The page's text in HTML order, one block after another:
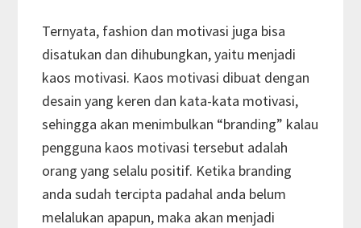
Ternyata, fashion dan motivasi juga bisa
disatukan dan dihubungkan, yaitu menjadi
kaos motivasi. Kaos motivasi dibuat dengan
desain yang keren dan kata-kata motivasi,
sehingga akan menimbulkan “branding” kalau
pengguna kaos motivasi tersebut adalah
orang yang selalu positif. Ketika branding
anda sudah tercipta padahal anda belum
melalukan apapun, maka akan menjadi